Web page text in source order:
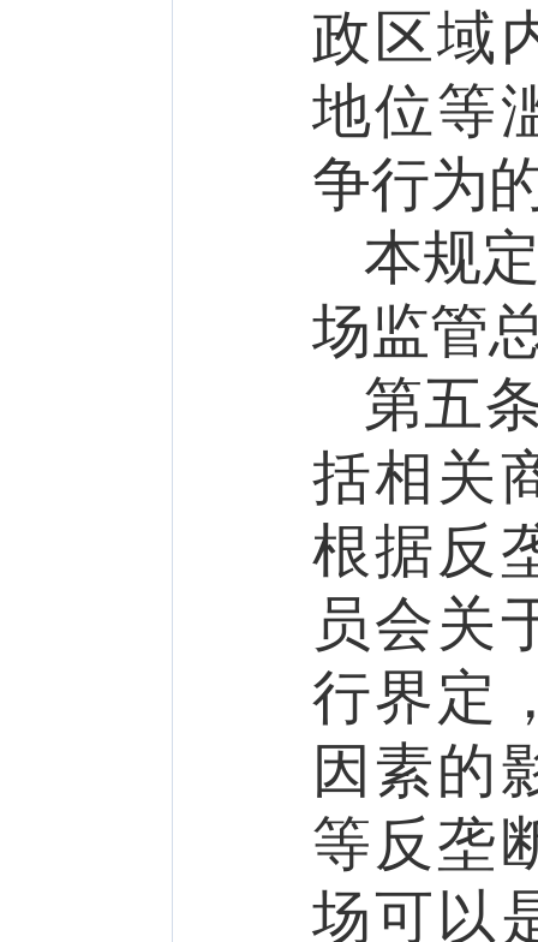
政区域
地位等
争行为
本规
场监管
第五
括相关
根据反
员会关
行界定
因素的
等反垄
场可以